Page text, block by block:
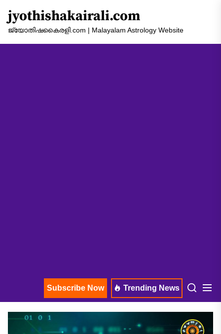
the
jyothishakairali.com
ജ്യോതിഷകൈരളി.com | Malayalam Astrology Website
Subscribe Now Trending News